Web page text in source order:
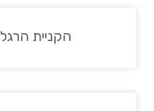
הקניית